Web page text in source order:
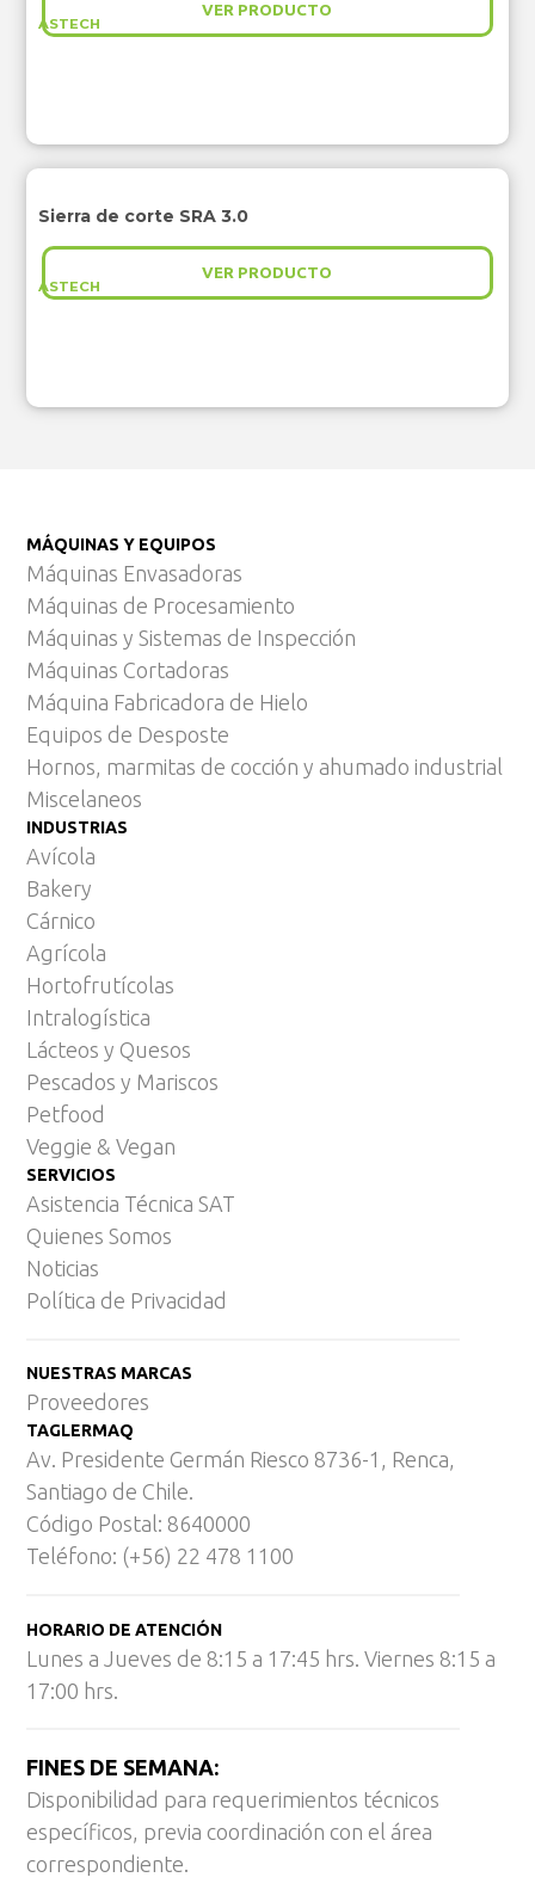
ASTECH
VER PRODUCTO
ASTECH
Sierra de corte SRA 3.0
VER PRODUCTO
MÁQUINAS Y EQUIPOS
Máquinas Envasadoras
Máquinas de Procesamiento
Máquinas y Sistemas de Inspección
Máquinas Cortadoras
Máquina Fabricadora de Hielo
Equipos de Desposte
Hornos, marmitas de cocción y ahumado industrial
Miscelaneos
INDUSTRIAS
Avícola
Bakery
Cárnico
Agrícola
Hortofrutícolas
Intralogística
Lácteos y Quesos
Pescados y Mariscos
Petfood
Veggie & Vegan
SERVICIOS
Asistencia Técnica SAT
Quienes Somos
Noticias
Política de Privacidad
NUESTRAS MARCAS
Proveedores
TAGLERMAQ
Av. Presidente Germán Riesco 8736-1, Renca,
Santiago de Chile.
Código Postal: 8640000
Teléfono: (+56) 22 478 1100
HORARIO DE ATENCIÓN
Lunes a Jueves de 8:15 a 17:45 hrs. Viernes 8:15 a
17:00 hrs.
FINES DE SEMANA:
Disponibilidad para requerimientos técnicos
específicos, previa coordinación con el área
correspondiente.